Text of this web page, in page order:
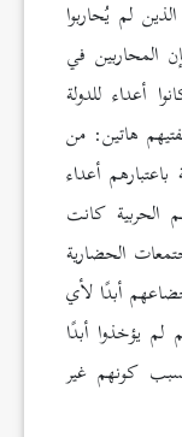
لم يُحاربوا
المحاربين في
أعداء للدولة
هاتين: من
أعداء
الحربية كانت
الحضارية
أبدًا لأي
يؤخذوا أبدًا
كونهم غير